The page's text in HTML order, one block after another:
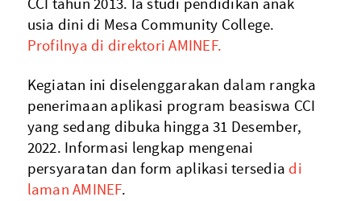
CCI tahun 2013. Ia studi pendidikan anak
usia dini di Mesa Community College.
Profilnya di direktori AMINEF.
Kegiatan ini diselenggarakan dalam rangka
penerimaan aplikasi program beasiswa CCI
yang sedang dibuka hingga 31 Desember,
2022. Informasi lengkap mengenai
persyaratan dan form aplikasi tersedia di
laman AMINEF.